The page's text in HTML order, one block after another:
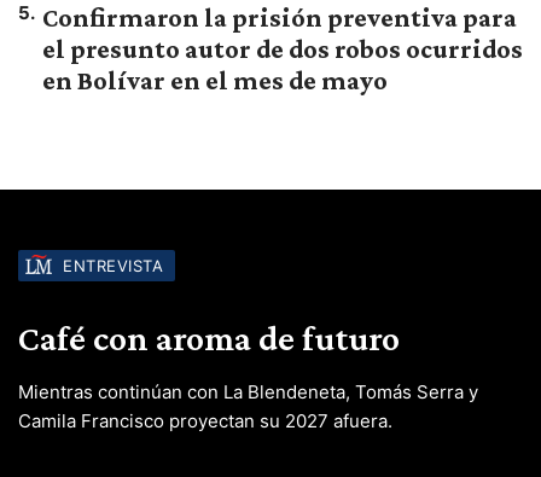
5. Confirmaron la prisión preventiva para
el presunto autor de dos robos ocurridos
en Bolívar en el mes de mayo
ENTREVISTA
Café con aroma de futuro
Mientras continúan con La Blendeneta, Tomás Serra y
Camila Francisco proyectan su 2027 afuera.